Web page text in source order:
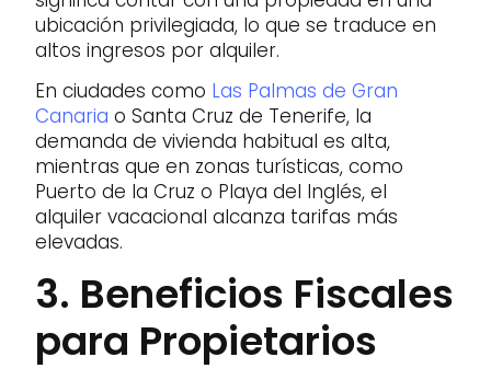
ubicación privilegiada, lo que se traduce en
altos ingresos por alquiler.
En ciudades como Las Palmas de Gran
Canaria o Santa Cruz de Tenerife, la
demanda de vivienda habitual es alta,
mientras que en zonas turísticas, como
Puerto de la Cruz o Playa del Inglés, el
alquiler vacacional alcanza tarifas más
elevadas.
3. Beneficios Fiscales
para Propietarios